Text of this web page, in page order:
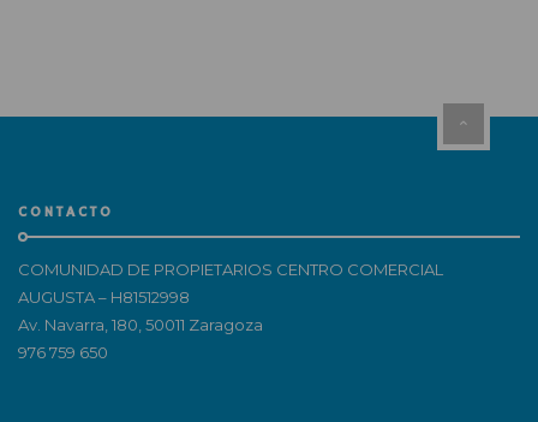
CONTACTO
COMUNIDAD DE PROPIETARIOS CENTRO COMERCIAL
AUGUSTA – H81512998
Av. Navarra, 180, 50011 Zaragoza
976 759 650